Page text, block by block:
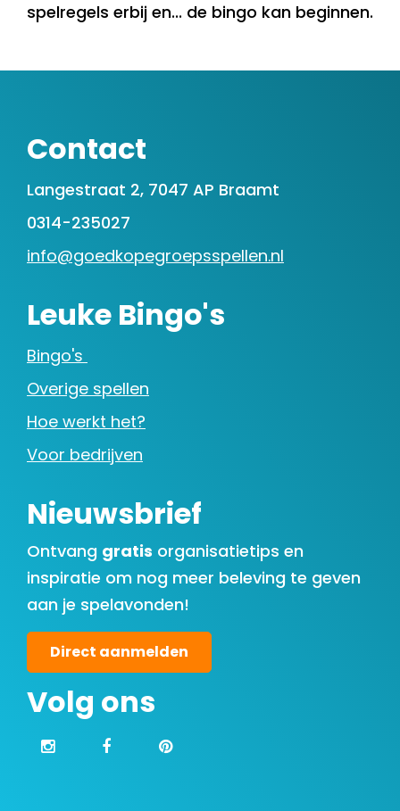
spelregels erbij en... de bingo kan beginnen.
Contact
Langestraat 2, 7047 AP Braamt
0314-235027
info@goedkopegroepsspellen.nl
Leuke Bingo's
Bingo's
Overige spellen
Hoe werkt het?
Voor bedrijven
Nieuwsbrief
Ontvang gratis organisatietips en
inspiratie om nog meer beleving te geven
aan je spelavonden!
Direct aanmelden
Volg ons